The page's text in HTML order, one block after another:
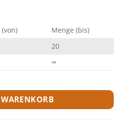
Menge (bis)
20
∞